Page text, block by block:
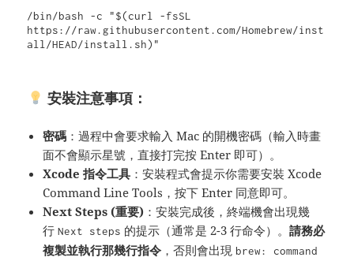
/bin/bash -c "$(curl -fsSL
https://raw.githubusercontent.com/Homebrew/inst
安裝注意事項：
密碼 ：過程中會要求輸入 Mac 的開機密碼（輸入時畫
面不會顯示星號，直接打完按 Enter 即可）。
Xcode 指令工具 ：安裝程式會提示你需要安裝 Xcode
Command Line Tools，按下 Enter 同意即可。
Next Steps (重要) ：安裝完成後，終端機會出現幾
行Next steps 的提示（通常是 2-3 行命令）。請務必
複製並執行那幾行指令 ，否則會出現 brew: command